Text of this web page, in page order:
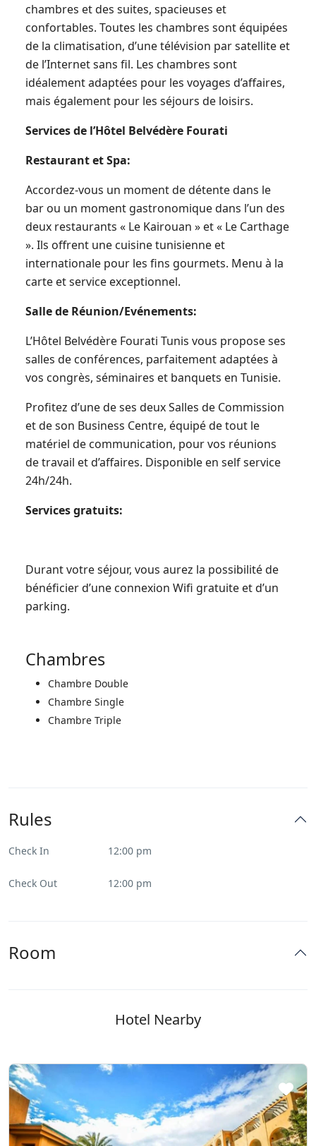
chambres et des suites, spacieuses et
confortables. Toutes les chambres sont équipées
de la climatisation, d’une télévision par satellite et
de l’Internet sans fil. Les chambres sont
idéalement adaptées pour les voyages d’affaires,
mais également pour les séjours de loisirs.
Services de l’Hôtel Belvédère Fourati
Restaurant et Spa:
Accordez-vous un moment de détente dans le
bar ou un moment gastronomique dans l’un des
deux restaurants « Le Kairouan » et « Le Carthage
». Ils offrent une cuisine tunisienne et
internationale pour les fins gourmets. Menu à la
carte et service exceptionnel.
Salle de Réunion/Evénements:
L’Hôtel Belvédère Fourati Tunis vous propose ses
salles de conférences, parfaitement adaptées à
vos congrès, séminaires et banquets en Tunisie.
Profitez d’une de ses deux Salles de Commission
et de son Business Centre, équipé de tout le
matériel de communication, pour vos réunions
de travail et d’affaires. Disponible en self service
24h/24h.
Services gratuits:
Durant votre séjour, vous aurez la possibilité de
bénéficier d’une connexion Wifi gratuite et d’un
parking.
Chambres
Chambre Double
Chambre Single
Chambre Triple
Rules
Check In 12:00 pm
Check Out 12:00 pm
Room
Hotel Nearby